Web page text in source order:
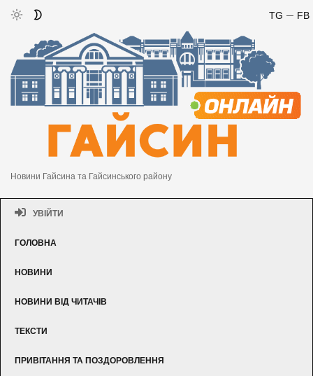
FB
TG
Новини Гайсина та Гайсинського району
УВІЙТИ
ГОЛОВНА
НОВИНИ
НОВИНИ ВІД ЧИТАЧІВ
ТЕКСТИ
ПРИВІТАННЯ ТА ПОЗДОРОВЛЕННЯ